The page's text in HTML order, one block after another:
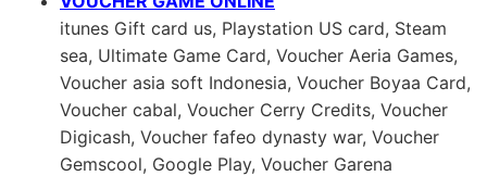
itunes Gift card us, Playstation US card, Steam
sea, Ultimate Game Card, Voucher Aeria Games,
Voucher asia soft Indonesia, Voucher Boyaa Card,
Voucher cabal, Voucher Cerry Credits, Voucher
Digicash, Voucher fafeo dynasty war, Voucher
Gemscool, Google Play, Voucher Garena